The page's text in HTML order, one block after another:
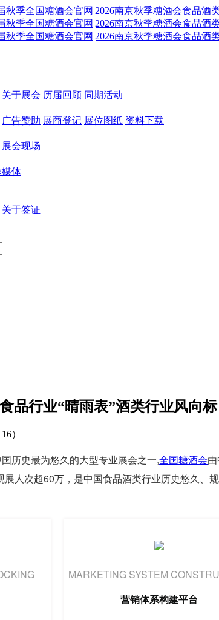
关于展会 历届回顾 同期活动
广告赞助 展商登记 展位图纸 资料下载
展会现场
体
关于签证
品行业“晴雨表”酒类行业风向标
）
历史最为悠久的大型专业展会之一,全国糖酒会
人次超60万，是中国食品酒类行业历史悠久
MARKETING SYSTEM
营销体系构建平台